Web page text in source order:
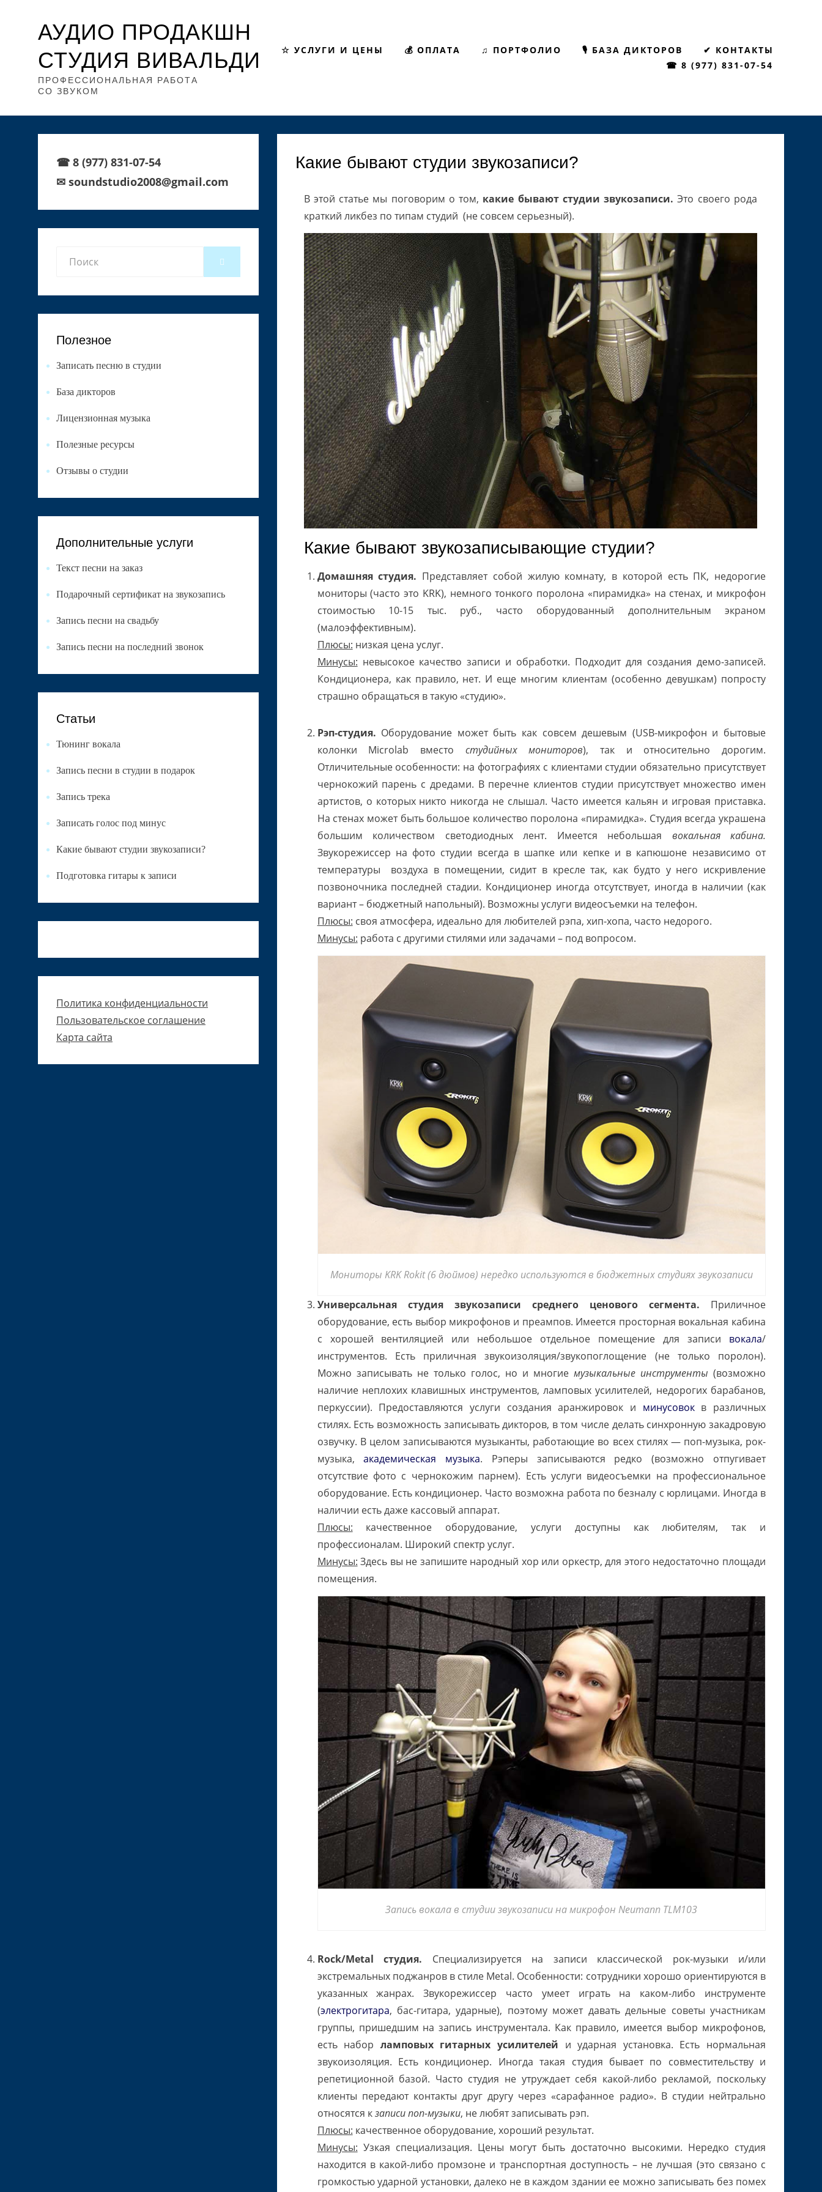
АУДИО ПРОДАКШН
СТУДИЯ ВИВАЛЬДИ
ПРОФЕССИОНАЛЬНАЯ РАБОТА
СО ЗВУКОМ
☆ УСЛУГИ И ЦЕНЫ 💰 ОПЛАТА ♫ ПОРТФОЛИО 🎙 БАЗА ДИКТОРОВ
✔ КОНТАКТЫ
☎ 8 (977) 831-07-54
Какие бывают студии звукозаписи?
В этой статье мы поговорим о том, какие бывают студии звукозаписи. Это своего рода
краткий ликбез по типам студий (не совсем серьезный).
Какие бывают звукозаписывающие студии?
Домашняя студия. Представляет собой жилую комнату, в которой есть ПК, недорогие
мониторы (часто это KRK), немного тонкого поролона «пирамидка» на стенах, и микрофон
стоимостью 10-15 тыс. руб., часто оборудованный дополнительным экраном
(малоэффективным).
Плюсы: низкая цена услуг.
Минусы: невысокое качество записи и обработки. Подходит для создания демо-записей.
Кондиционера, как правило, нет. И еще многим клиентам (особенно девушкам) попросту
страшно обращаться в такую «студию».
Рэп-студия. Оборудование может быть как совсем дешевым (USB-микрофон и бытовые
колонки Microlab вместо студийных мониторов), так и относительно дорогим.
Отличительные особенности: на фотографиях с клиентами студии обязательно присутствует
чернокожий парень с дредами. В перечне клиентов студии присутствует множество имен
артистов, о которых никто никогда не слышал. Часто имеется кальян и игровая приставка.
На стенах может быть большое количество поролона «пирамидка». Студия всегда украшена
большим количеством светодиодных лент. Имеется небольшая вокальная кабина.
Звукорежиссер на фото студии всегда в шапке или кепке и в капюшоне независимо от
температуры воздуха в помещении, сидит в кресле так, как будто у него искривление
позвоночника последней стадии. Кондиционер иногда отсутствует, иногда в наличии (как
вариант – бюджетный напольный). Возможны услуги видеосъемки на телефон.
Плюсы: своя атмосфера, идеально для любителей рэпа, хип-хопа, часто недорого.
Минусы: работа с другими стилями или задачами – под вопросом.
Мониторы KRK Rokit (6 дюймов) нередко используются в бюджетных студиях звукозаписи
Универсальная студия звукозаписи среднего ценового сегмента. Приличное
оборудование, есть выбор микрофонов и преампов. Имеется просторная вокальная кабина
с хорошей вентиляцией или небольшое отдельное помещение для записи вокала/
инструментов. Есть приличная звукоизоляция/звукопоглощение (не только поролон).
Можно записывать не только голос, но и многие музыкальные инструменты (возможно
наличие неплохих клавишных инструментов, ламповых усилителей, недорогих барабанов,
перкуссии). Предоставляются услуги создания аранжировок и минусовокв различных
стилях. Есть возможность записывать дикторов, в том числе делать синхронную закадровую
озвучку. В целом записываются музыканты, работающие во всех стилях — поп-музыка, рок-
музыка,академическая музыка. Рэперы записываются редко (возможно отпугивает
отсутствие фото с чернокожим парнем). Есть услуги видеосъемки на профессиональное
оборудование. Есть кондиционер. Часто возможна работа по безналу с юрлицами. Иногда в
наличии есть даже кассовый аппарат.
Плюсы: качественное оборудование, услуги доступны как любителям, так и
профессионалам. Широкий спектр услуг.
Минусы: Здесь вы не запишите народный хор или оркестр, для этого недостаточно площади
помещения.
Запись вокала в студии звукозаписи на микрофон Neumann TLM103
Rock/Metal студия. Специализируется на записи классической рок-музыки и/или
экстремальных поджанров в стиле Metal. Особенности: сотрудники хорошо ориентируются в
указанных жанрах. Звукорежиссер часто умеет играть на каком-либо инструменте
(электрогитара, бас-гитара, ударные), поэтому может давать дельные советы участникам
группы, пришедшим на запись инструментала. Как правило, имеется выбор микрофонов,
есть набор ламповых гитарных усилителей и ударная установка. Есть нормальная
звукоизоляция. Есть кондиционер. Иногда такая студия бывает по совместительству и
репетиционной базой. Часто студия не утруждает себя какой-либо рекламой, поскольку
клиенты передают контакты друг другу через «сарафанное радио». В студии нейтрально
относятся кзаписи поп-музыки, не любят записывать рэп.
Плюсы: качественное оборудование, хороший результат.
Минусы: Узкая специализация. Цены могут быть достаточно высокими. Нередко студия
находится в какой-либо промзоне и транспортная доступность – не лучшая (это связано с
громкостью ударной установки, далеко не в каждом здании ее можно записывать без помех
☎ 8 (977) 831-07-54
✉ soundstudio2008@gmail.com
SEARCH
Полезное
Записать песню в студии
База дикторов
Лицензионная музыка
Полезные ресурсы
Отзывы о студии
Дополнительные услуги
Текст песни на заказ
Подарочный сертификат на звукозапись
Запись песни на свадьбу
Запись песни на последний звонок
Статьи
Тюнинг вокала
Запись песни в студии в подарок
Запись трека
Записать голос под минус
Какие бывают студии звукозаписи?
Подготовка гитары к записи
Политика конфиденциальности
Пользовательское соглашение
Карта сайта